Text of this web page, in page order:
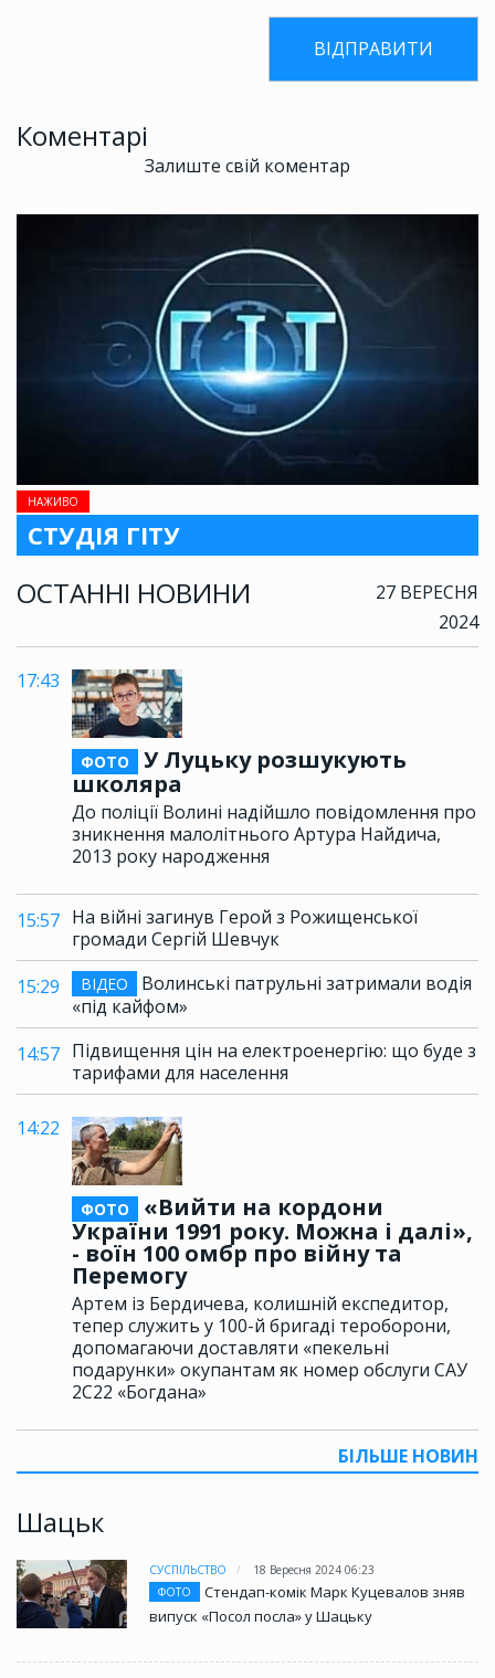
НАЖИВО
СТУДІЯ ГІТУ
ОСТАННІ НОВИНИ
27 ВЕРЕСНЯ
2024
17:43
ФОТО
У Луцьку розшукують
школяра
До поліції Волині надійшло повідомлення про
зникнення малолітнього Артура Найдича,
2013 року народження
15:57 На війні загинув Герой з Рожищенської
громади Сергій Шевчук
15:29
ВІДЕО
Волинські патрульні затримали водія
«під кайфом»
14:57 Підвищення цін на електроенергію: що буде з
тарифами для населення
14:22
ФОТО
«Вийти на кордони
України 1991 року. Можна і далі»,
- воїн 100 омбр про війну та
Перемогу
Артем із Бердичева, колишній експедитор,
тепер служить у 100-й бригаді тероборони,
допомагаючи доставляти «пекельні
подарунки» окупантам як номер обслуги САУ
2С22 «Богдана»
БІЛЬШЕ НОВИН
Шацьк
СУСПІЛЬСТВО
18 Вересня 2024 06:23
ФОТО
Стендап-комік Марк Куцевалов зняв
випуск «Посол посла» у Шацьку
Коментарі
Залиште свій коментар